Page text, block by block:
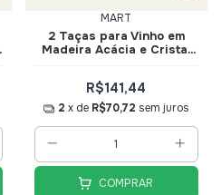
MART
2 Taças para Vinho em
Madeira Acácia e Cristal
R$141,44
2 x de R$70,72 sem juros
COMPRAR